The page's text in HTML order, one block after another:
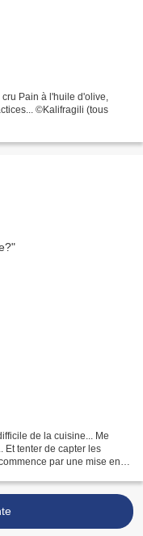
Pain à l'huile d'olive,
©Kalifragili (tous
de la cuisine... Me
Et tenter de capter les
par une mise en